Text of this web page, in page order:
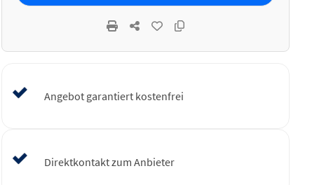
Angebot garantiert kostenfrei
Direktkontakt zum Anbieter